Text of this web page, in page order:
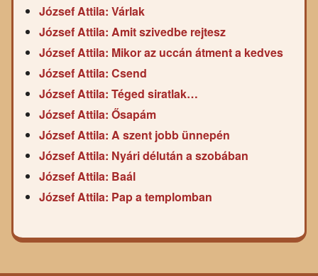
József Attila: Várlak
József Attila: Amit szivedbe rejtesz
József Attila: Mikor az uccán átment a kedves
József Attila: Csend
József Attila: Téged siratlak…
József Attila: Ősapám
József Attila: A szent jobb ünnepén
József Attila: Nyári délután a szobában
József Attila: Baál
József Attila: Pap a templomban